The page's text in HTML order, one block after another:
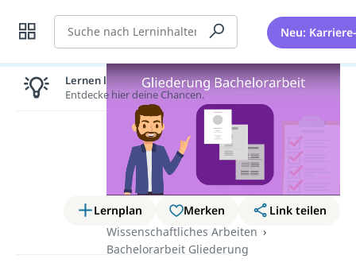
Suche Neu:
Lernplan Merken
Link teilen
Wissenschaftliches Arbeiten
Bachelorarbeit Gliederung
Lernen lohnt sich!
Entdecke hier deine Chancen.